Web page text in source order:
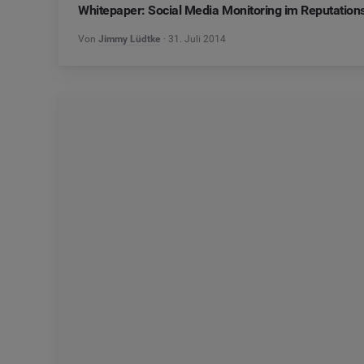
Whitepaper: Social Media Monitoring im
Von Jimmy Lüdtke 31. Juli 2014